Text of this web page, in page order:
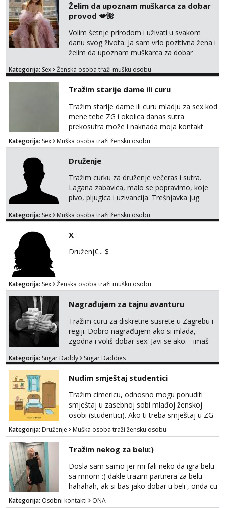
Želim da upoznam muškarca za dobar
provod 💋🌺
Volim šetnje prirodom i uživati u svakom
danu svog života. Ja sam vrlo pozitivna žena i
želim da upoznam muškarca za dobar
na link ispod i nadji me tamo, cekam te!
Kategorija: Sex Ženska osoba traži mušku osobu
Tražim starije dame ili curu
Tražim starije dame ili curu mladju za sex kod
mene tebe ZG i okolica danas sutra
prekosutra može i naknada moja kontakt
WhatsApp SMS poziv prednosti imaju starije
091 2504 794
Kategorija: Sex Muška osoba traži žensku osobu
Druženje
Tražim curku za druženje večeras i sutra.
Lagana zabavica, malo se popravimo, koje
pivo, pljugica i uzivancija. Trešnjavka jug.
thing of the past We're jammin' And I hope
Kategorija: Sex Muška osoba traži žensku osobu
X
Druženj€... $
Kategorija: Sex Ženska osoba traži mušku osobu
Nagrađujem za tajnu avanturu
Tražim curu za diskretne susrete u Zagrebu i
regiji. Dobro nagrađujem ako si mlada,
zgodna i voliš dobar sex. Javi se ako: - imaš
kosu - se dobro ljubiš - si fleksibilna s
dostupna radnim danom (vikendi i noći su za
obitelj) - vodiš brigu o zdravlju i koristiš
zaštitu Ne javljajte se: - debele - frajeri i
paro...
Kategorija: Sugar Daddy Sugar Daddies
Nudim smještaj studentici
Tražim cimericu, odnosno mogu ponuditi
smještaj u zasebnoj sobi mlađoj ženskoj
osobi (studentici). Ako ti treba smještaj u ZG-
u, a ne želiš plaćati sobu i tako malo uštedjeti,
javi se na mail.
Kategorija: Druženje Muška osoba traži žensku osobu
Tražim nekog za belu:)
Dosla sam samo jer mi fali neko da igra belu
sa mnom :) dakle trazim partnera za belu
hahahah, ak si bas jako dobar u beli , onda cu
razmislit za dalje Klikni na link ispod i nadji me
Kategorija: Osobni kontakti ONA